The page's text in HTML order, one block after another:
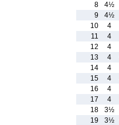
8
4½
9
4½
10
4
11
4
12
4
13
4
14
4
15
4
16
4
17
4
18
3½
19
3½